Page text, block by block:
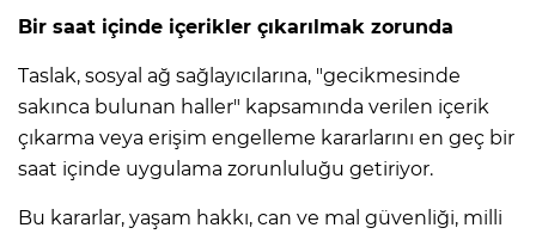
Bir saat içinde içerikler çıkarılmak zorunda
Taslak, sosyal ağ sağlayıcılarına, "gecikmesinde
sakınca bulunan haller" kapsamında verilen içerik
çıkarma veya erişim engelleme kararlarını en geç bir
saat içinde uygulama zorunluluğu getiriyor.
Bu kararlar, yaşam hakkı, can ve mal güvenliği, milli